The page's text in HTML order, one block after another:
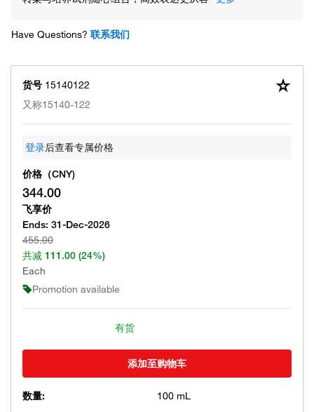
Have Questions? 联系我们
货号 15140122
又称15140-122
登录后查看专属价格
价格（CNY)
344.00
飞享价
Ends: 31-Dec-2026
455.00
共减 111.00 (24%)
Each
Promotion available
有货
添加至购物车
数量: 100 mL